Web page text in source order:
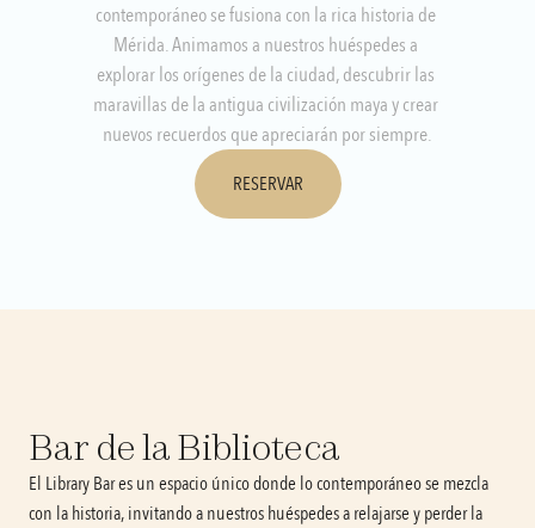
contemporáneo se fusiona con la rica historia de
Mérida. Animamos a nuestros huéspedes a
explorar los orígenes de la ciudad, descubrir las
maravillas de la antigua civilización maya y crear
nuevos recuerdos que apreciarán por siempre.
RESERVAR
Bar de la Biblioteca
El Library Bar es un espacio único donde lo contemporáneo se mezcla
con la historia, invitando a nuestros huéspedes a relajarse y perder la